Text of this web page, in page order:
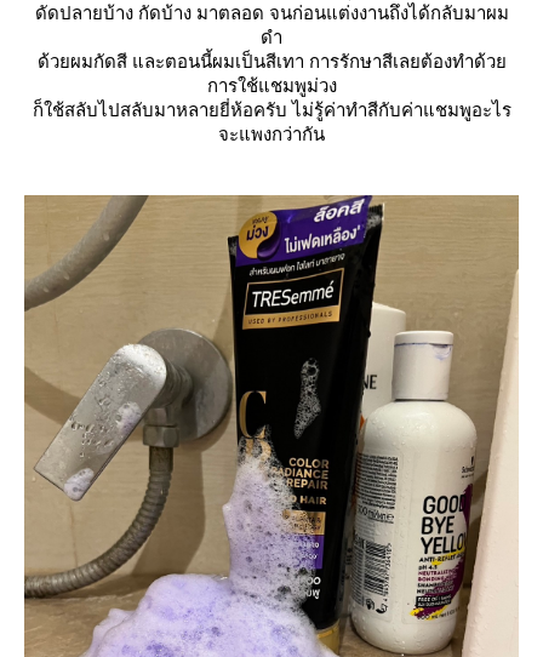
ดัดปลายบ้าง กัดบ้าง มาตลอด จนก่อนแต่งงานถึงได้กลับมาผม
ดำ
ด้วยผมกัดสี และตอนนี้ผมเป็นสีเทา การรักษาสีเลยต้องทำด้ว
การใช้แชมพูม่วง
ก็ใช้สลับไปสลับมาหลายยี่ห้อครับไม่รู้ค่าทำสีกับค่าแชมพูอะไร
จะแพงกว่ากัน